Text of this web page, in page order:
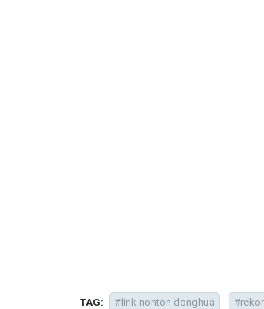
TAG:
#link nonton donghua